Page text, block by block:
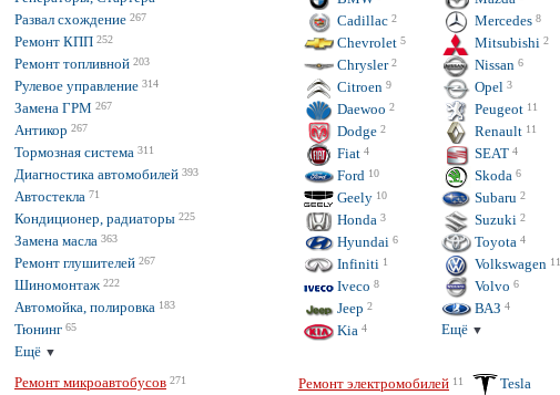
Развал схождение 267
Ремонт КПП 252
Ремонт топливной 203
Рулевое управление 314
Замена ГРМ 267
Антикор 267
Тормозная система 311
Диагностика автомобилей 393
Автостекла 71
Кондиционер, радиаторы 225
Замена масла 363
Ремонт глушителей 267
Шиномонтаж 222
Автомойка, полировка 183
Тюнинг 65
Ещё ▼
Cadillac 2
Chevrolet 5
Chrysler 2
Citroen 9
Daewoo 2
Dodge 2
Fiat 4
Ford 10
Geely 10
Honda 3
Hyundai 6
Infiniti 1
Iveco 8
Jeep 2
Kia 4
Mercedes 8
Mitsubishi 2
Nissan 6
Opel 3
Peugeot 11
Renault 11
SEAT 4
Skoda 6
Subaru 2
Suzuki 2
Toyota 4
Volkswagen 11
Volvo 6
ВАЗ 4
Ещё ▼
Ремонт микроавтобусов 271 Ремонт электромобилей 11
Tesla